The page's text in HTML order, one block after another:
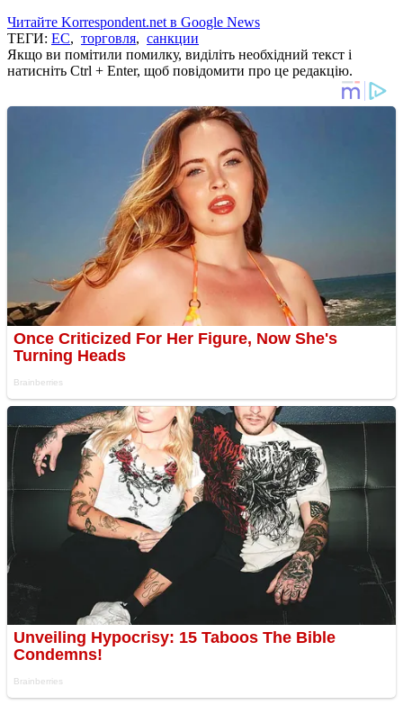
Читайте Korrespondent.net в Google News
ТЕГИ: ЕС, торговля, санкции
Якщо ви помітили помилку, виділіть необхідний текст і
натисніть Ctrl + Enter, щоб повідомити про це редакцію.